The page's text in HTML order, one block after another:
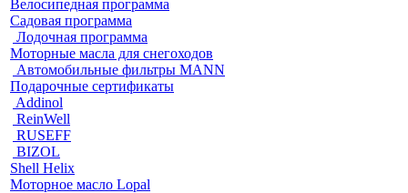
Велосипедная программа
Садовая программа
Лодочная программа
Моторные масла для снегоходов
Автомобильные фильтры MANN
Подарочные сертификаты
Addinol
ReinWell
RUSEFF
BIZOL
Shell Helix
Моторное масло Lopal